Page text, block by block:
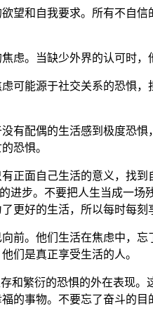
望和自我要求。所有不自
虑。当缺少外界的认可时，
可能源于社交关系的恐惧
配偶的生活感到极度恐惧
恐惧。
正面自己生活的意义，找
步。不要把人生当成一场
更好的生活，所以每时每刻
前。他们生活在焦虑中，
们是真正享受生活的人。
和繁衍的恐惧的外在表现
的事物。不要忘了奋斗的